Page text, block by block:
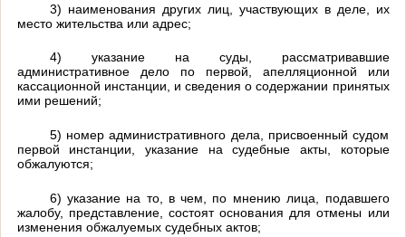
3) наименования других лиц, участвующих в деле, их
место жительства или адрес;
4) указание на суды, рассматривавшие
административное дело по первой, апелляционной или
кассационной инстанции, и сведения о содержании принятых
ими решений;
5) номер административного дела, присвоенный судом
первой инстанции, указание на судебные акты, которые
обжалуются;
6) указание на то, в чем, по мнению лица, подавшего
жалобу, представление, состоят основания для отмены или
изменения обжалуемых судебных актов;